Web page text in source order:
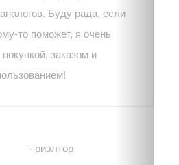
Буду рада, если
то поможет, я очень
заказом и
- риэлтор